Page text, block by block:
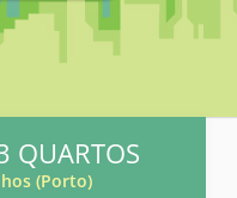
QUARTOS
(Porto)